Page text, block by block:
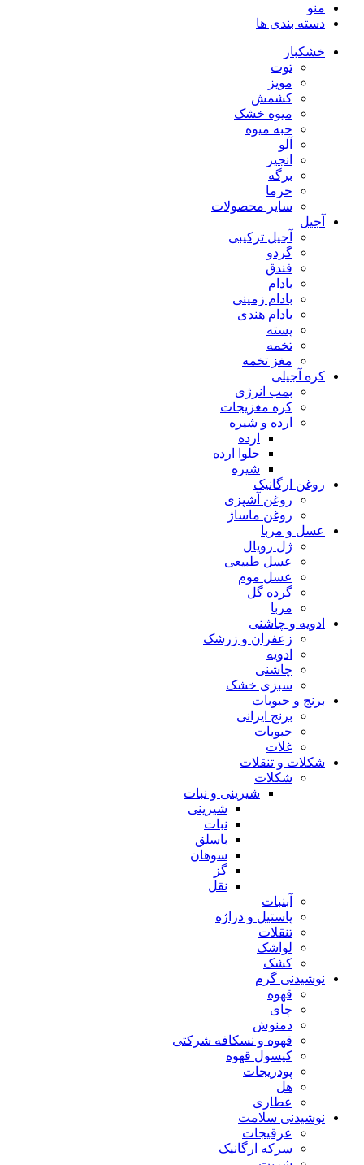
منو
دسته بندی ها
خشکبار
توت
مویز
کشمش
میوه خشک
حبه میوه
آلو
انجیر
برگه
خرما
سایر محصولات
آجیل
آجیل ترکیبی
گردو
فندق
بادام
بادام زمینی
بادام هندی
پسته
تخمه
مغز تخمه
کره آجیلی
بمب انرژی
کره مغزیجات
ارده و شیره
ارده
حلوا ارده
شیره
روغن ارگانیک
روغن آشپزی
روغن ماساژ
عسل و مربا
ژل رویال
عسل طبیعی
عسل موم
گرده گل
مربا
ادویه و چاشنی
زعفران و زرشک
ادویه
چاشنی
سبزی خشک
برنج و حبوبات
برنج ایرانی
حبوبات
غلات
شکلات و تنقلات
شکلات
شیرینی و نبات
شیرینی
نبات
باسلق
سوهان
گز
نقل
آبنبات
پاستیل و دراژه
تنقلات
لواشک
کشک
نوشیدنی گرم
قهوه
چای
دمنوش
قهوه و نسکافه شرکتی
کپسول قهوه
پودریجات
هل
عطاری
نوشیدنی سلامت
عرقیجات
سرکه ارگانیک